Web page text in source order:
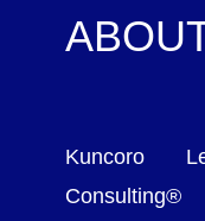
Kuncoro